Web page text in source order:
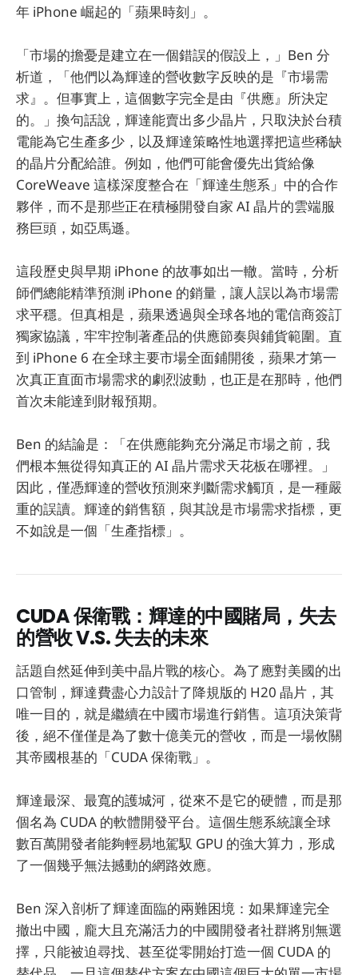
年 iPhone 崛起的「蘋果時刻」。
「市場的擔憂是建立在一個錯誤的假設上，」Ben 分
析道，「他們以為輝達的營收數字反映的是『市場需
求』。但事實上，這個數字完全是由『供應』所決定
的。」換句話說，輝達能賣出多少晶片，只取決於台積
電能為它生產多少，以及輝達策略性地選擇把這些稀缺
的晶片分配給誰。例如，他們可能會優先出貨給像
CoreWeave 這樣深度整合在「輝達生態系」中的合作
夥伴，而不是那些正在積極開發自家 AI 晶片的雲端服
務巨頭，如亞馬遜。
這段歷史與早期 iPhone 的故事如出一轍。當時，分析
師們總能精準預測 iPhone 的銷量，讓人誤以為市場需
求平穩。但真相是，蘋果透過與全球各地的電信商簽訂
獨家協議，牢牢控制著產品的供應節奏與鋪貨範圍。直
到 iPhone 6 在全球主要市場全面鋪開後，蘋果才第一
次真正直面市場需求的劇烈波動，也正是在那時，他們
首次未能達到財報預期。
Ben 的結論是：「在供應能夠充分滿足市場之前，我
們根本無從得知真正的 AI 晶片需求天花板在哪裡。」
因此，僅憑輝達的營收預測來判斷需求觸頂，是一種嚴
重的誤讀。輝達的銷售額，與其說是市場需求指標，更
不如說是一個「生產指標」。
CUDA 保衛戰：輝達的中國賭局，失去
的營收 V.S. 失去的未來
話題自然延伸到美中晶片戰的核心。為了應對美國的出
口管制，輝達費盡心力設計了降規版的 H20 晶片，其
唯一目的，就是繼續在中國市場進行銷售。這項決策背
後，絕不僅僅是為了數十億美元的營收，而是一場攸關
其帝國根基的「CUDA 保衛戰」。
輝達最深、最寬的護城河，從來不是它的硬體，而是那
個名為 CUDA 的軟體開發平台。這個生態系統讓全球
數百萬開發者能夠輕易地駕馭 GPU 的強大算力，形成
了一個幾乎無法撼動的網路效應。
Ben 深入剖析了輝達面臨的兩難困境：如果輝達完全
撤出中國，龐大且充滿活力的中國開發者社群將別無選
擇，只能被迫尋找、甚至從零開始打造一個 CUDA 的